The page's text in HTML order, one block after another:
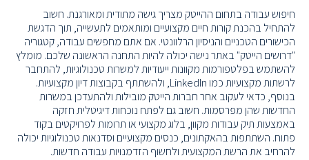
חיפוש עבודה בתחום ההייטק מצריך גישה מתודית ומאורגנת. חשוב
להתחיל בהכנת קורות חיים מקצועיים ומותאמים לתעשייה, תוך הדגשת
הכישורים הטכניים והניסיון הרלוונטי. אם אתם מחפשים עבודה, קטגוריה
"דרושים הייטק" באתר נישה יכולה להיות התחנה הראשונה שלכם. מומלץ
להשתמש בפלטפורמות מקוונות ייעודיות למשרות טכנולוגיות, להתחבר
לרשתות מקצועיות כמו LinkedIn, ולהשתתף בקבוצות דיון מקצועיות.
בנוסף, כדאי לעקוב אחר חברות הייטק מובילות ולהתעדכן במשרות
החדשות שהן מפרסמות. חשוב גם לפתח נוכחות דיגיטלית חזקה
באמצעות תיק עבודות מקוון, בלוג מקצועי או תרומות לפרויקטים בקוד
פתוח. השתתפות בהאקתונים, כנסים מקצועיים וסדנאות טכנולוגיות יכולה
להרחיב את הרשת המקצועית ולחשוף הזדמנויות עבודה חדשות.